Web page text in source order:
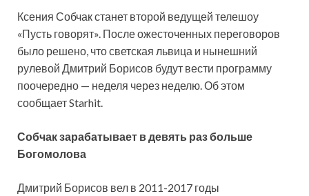
Ксения Собчак станет второй ведущей телешоу
«Пусть говорят». После ожесточенных переговоров
было решено, что светская львица и нынешний
рулевой Дмитрий Борисов будут вести программу
поочередно — неделя через неделю. Об этом
сообщает Starhit.
Собчак зарабатывает в девять раз больше
Богомолова
Дмитрий Борисов вел в 2011-2017 годы